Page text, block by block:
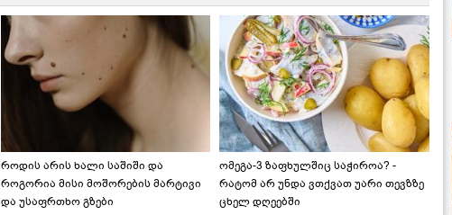
როდის არის ხალი საშიში და
როგორია მისი მოშორების მარტივი
და უსაფრთხო გზები
ომეგა-3 ზაფხულშიც საჭიროა? -
რატომ არ უნდა ვთქვათ უარი თევზზე
ცხელ დღეებში